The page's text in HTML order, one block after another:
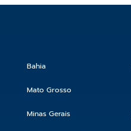
Bahia
Mato Grosso
Minas Gerais